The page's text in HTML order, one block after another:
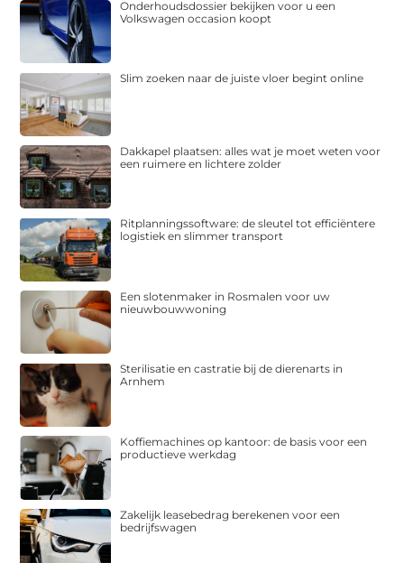
Onderhoudsdossier bekijken voor u een
Volkswagen occasion koopt
Slim zoeken naar de juiste vloer begint online
Dakkapel plaatsen: alles wat je moet weten voor
een ruimere en lichtere zolder
Ritplanningssoftware: de sleutel tot efficiëntere
logistiek en slimmer transport
Een slotenmaker in Rosmalen voor uw
nieuwbouwwoning
Sterilisatie en castratie bij de dierenarts in
Arnhem
Koffiemachines op kantoor: de basis voor een
productieve werkdag
Zakelijk leasebedrag berekenen voor een
bedrijfswagen